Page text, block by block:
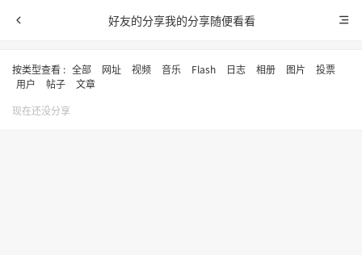
好友的分享我的分享随便看看
按类型查看 : 全部 网址 视频 音乐 Flash 日志 相册 图片
投票
用户
帖子
文章
现在还没分享